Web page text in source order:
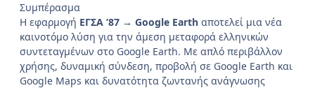
Συμπέρασμα
Η εφαρμογή ΕΓΣΑ ’87 → Google Earth αποτελεί μια νέα
καινοτόμο λύση για την άμεση μεταφορά ελληνικών
συντεταγμένων στο Google Earth. Με απλό περιβάλλον
χρήσης, δυναμική σύνδεση, προβολή σε Google Earth και
Google Maps και δυνατότητα ζωντανής ανάγνωσης